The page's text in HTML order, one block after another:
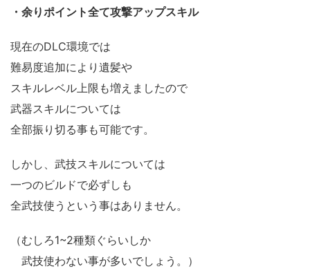
・余りポイント全て攻撃アップスキル
現在のDLC環境では
難易度追加により遺髪や
スキルレベル上限も増えましたので
武器スキルについては
全部振り切る事も可能です。
しかし、武技スキルについては
一つのビルドで必ずしも
全武技使うという事はありません。
（むしろ1~2種類ぐらいしか
武技使わない事が多いでしょう。）